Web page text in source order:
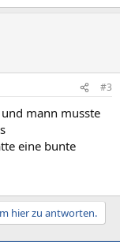
#3
mann musste
eine bunte
hier zu antworten.